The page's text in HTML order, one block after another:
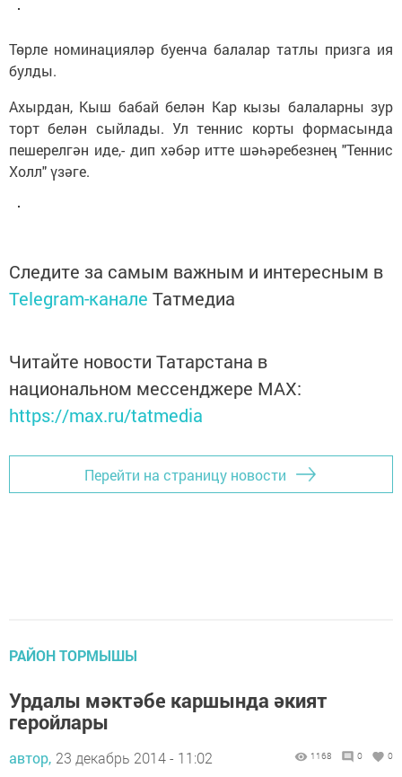
Төрле номинацияләр буенча балалар татлы призга ия
булды.
Ахырдан, Кыш бабай белән Кар кызы балаларны зур
торт белән сыйлады. Ул теннис корты формасында
пешерелгән иде,- дип хәбәр итте шәһәребезнең "Теннис
Холл" үзәге.
Следите за самым важным и интересным в
Telegram-канале Татмедиа
Читайте новости Татарстана в
национальном мессенджере MАХ:
https://max.ru/tatmedia
Перейти на страницу новости
РАЙОН ТОРМЫШЫ
Урдалы мәктәбе каршында әкият
геройлары
автор, 23 декабрь 2014 - 11:02 1168 0 0